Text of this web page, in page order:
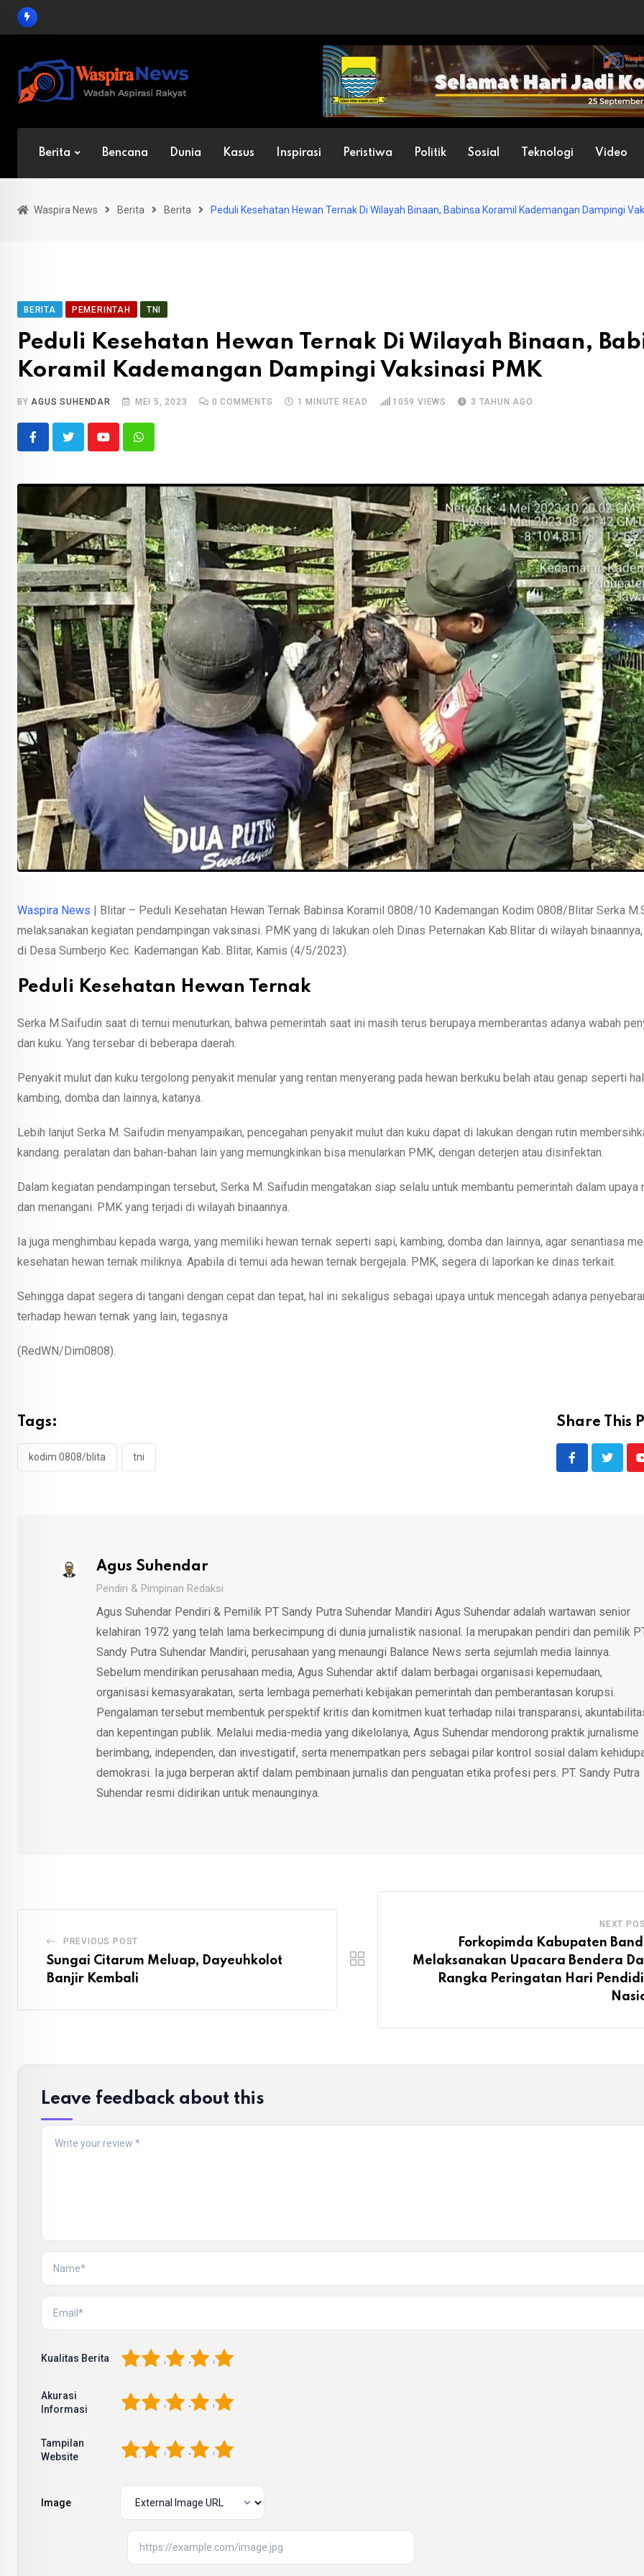
Skip
Berita Bencana Dunia Kasus Inspirasi Peristiwa Politik Sosial Teknologi Video
Waspira News Berita Berita Peduli Kesehatan Hewan Ternak Di Wilayah Binaan, Babinsa Koramil Kademangan Dampingi
BERITA PEMERINTAH TNI
Peduli Kesehatan Hewan Ternak Di Wilayah Binaan,
Koramil Kademangan Dampingi Vaksinasi PMK
BYAGUS SUHENDAR MEI 5, 2023 0 COMMENTS 1 MINUTE READ 1059 VIEWS 3 TAHUN AGO
YoutubeWhatsapp
Waspira News | Blitar – Peduli Kesehatan Hewan Ternak Babinsa Koramil 0808/10 Kademangan Kodim 0808/Blitar Serka
melaksanakan kegiatan pendampingan vaksinasi. PMK yang di lakukan oleh Dinas Peternakan Kab.Blitar di wilayah
di Desa Sumberjo Kec. Kademangan Kab. Blitar, Kamis (4/5/2023).
Peduli Kesehatan Hewan Ternak
Serka M.Saifudin saat di temui menuturkan, bahwa pemerintah saat ini masih terus berupaya memberantas adanya wabah
dan kuku. Yang tersebar di beberapa daerah.
Penyakit mulut dan kuku tergolong penyakit menular yang rentan menyerang pada hewan berkuku belah atau genap seperti
kambing, domba dan lainnya, katanya.
Lebih lanjut Serka M. Saifudin menyampaikan, pencegahan penyakit mulut dan kuku dapat di lakukan dengan rutin
kandang. peralatan dan bahan-bahan lain yang memungkinkan bisa menularkan PMK, dengan deterjen atau disinfektan.
Dalam kegiatan pendampingan tersebut, Serka M. Saifudin mengatakan siap selalu untuk membantu pemerintah dalam upaya
dan menangani. PMK yang terjadi di wilayah binaannya.
Ia juga menghimbau kepada warga, yang memiliki hewan ternak seperti sapi, kambing, domba dan lainnya, agar senantiasa
kesehatan hewan ternak miliknya. Apabila di temui ada hewan ternak bergejala. PMK, segera di laporkan ke dinas terkait.
Sehingga dapat segera di tangani dengan cepat dan tepat, hal ini sekaligus sebagai upaya untuk mencegah adanya
terhadap hewan ternak yang lain, tegasnya
(RedWN/Dim0808).
Tags:
kodim 0808/blita tni
Share This
Agus Suhendar
Pendiri & Pimpinan Redaksi
Agus Suhendar Pendiri & Pemilik PT Sandy Putra Suhendar Mandiri Agus Suhendar adalah wartawan senior
kelahiran 1972 yang telah lama berkecimpung di dunia jurnalistik nasional. Ia merupakan pendiri dan pemilik
Sandy Putra Suhendar Mandiri, perusahaan yang menaungi Balance News serta sejumlah media lainnya.
Sebelum mendirikan perusahaan media, Agus Suhendar aktif dalam berbagai organisasi kepemudaan,
organisasi kemasyarakatan, serta lembaga pemerhati kebijakan pemerintah dan pemberantasan korupsi.
Pengalaman tersebut membentuk perspektif kritis dan komitmen kuat terhadap nilai transparansi,
dan kepentingan publik. Melalui media-media yang dikelolanya, Agus Suhendar mendorong praktik jurnalisme
berimbang, independen, dan investigatif, serta menempatkan pers sebagai pilar kontrol sosial dalam
demokrasi. Ia juga berperan aktif dalam pembinaan jurnalis dan penguatan etika profesi pers. PT. Sandy Putra
Suhendar resmi didirikan untuk menaunginya.
PREVIOUS POST
Sungai Citarum Meluap, Dayeuhkolot
Banjir Kembali
NEXT
Forkopimda Kabupaten
Melaksanakan Upacara Bendera
Rangka Peringatan Hari
Leave feedback about this
Kualitas Berita 5
4
3
2
Akurasi
Informasi
5
4
3
2
Tampilan
Website
5
4
3
2
Image